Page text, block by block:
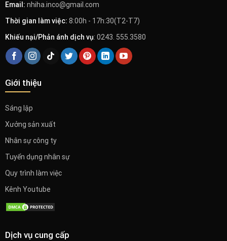
Email: nhiha.inco@gmail.com
Thời gian làm việc: 8:00h - 17h:30(T2-T7)
Khiếu nại/Phản ánh dịch vụ: 0243. 555.3580
Giới thiệu
Sáng lập
Xưởng sản xuất
Nhân sự công ty
Tuyển dụng nhân sự
Quy trình làm việc
Kênh Youtube
Dịch vụ cung cấp